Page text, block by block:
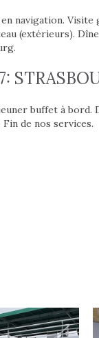
navigation. Visite
(extérieurs).
buffet à bord.
de nos services.